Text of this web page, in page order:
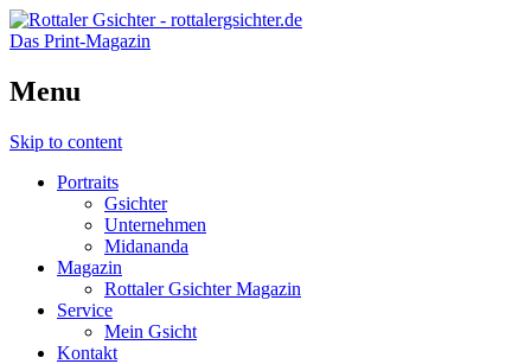
Das Print-Magazin
Menu
Skip to content
Portraits
Gsichter
Unternehmen
Midananda
Magazin
Rottaler Gsichter Magazin
Service
Mein Gsicht
Kontakt